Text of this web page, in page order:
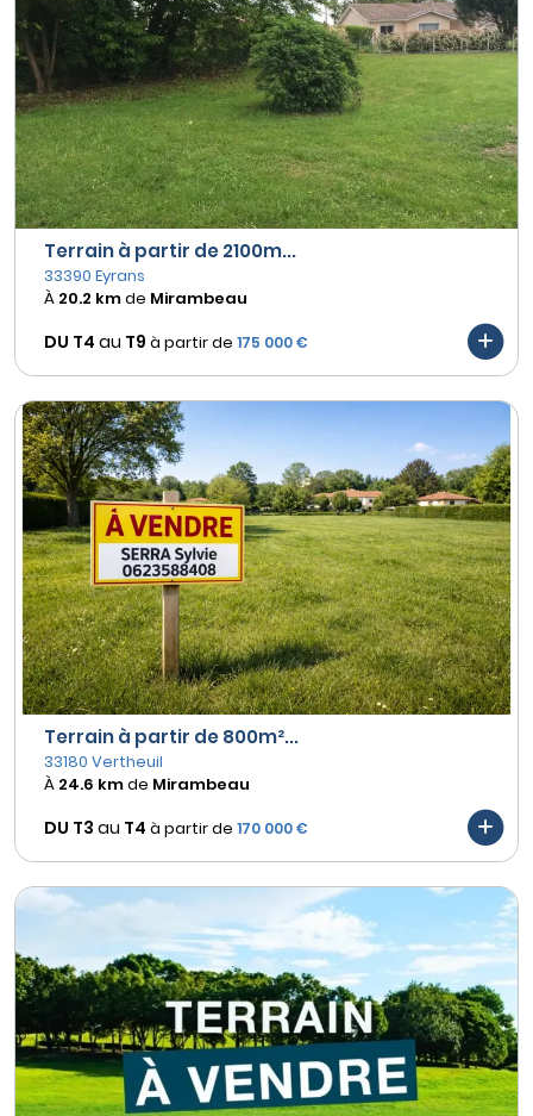
Terrain à partir de 2100m...
33390 Eyrans
À 20.2 kmde Mirambeau
DU T4 au T9 à partir de 175 000 €
Terrain à partir de 800m²...
33180 Vertheuil
À 24.6 kmde Mirambeau
DU T3 au T4 à partir de 170 000 €